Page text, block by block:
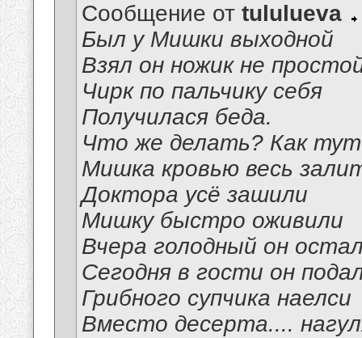
Сообщение от tululueva
Был у Мишки выходной
Взял он ножик не
Чирк по пальчику себя
Получилася беда.
Что же делать? Как
Мишка кровью весь
Доктора усё зашили
Мишку быстро оживили
Вчера голодный он
Сегодня в гости он
Грибного супчика наелси
Вместо десерта....